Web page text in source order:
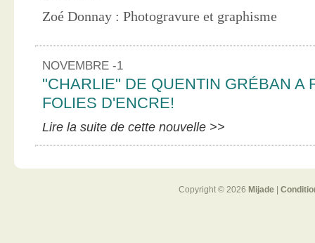
Zoé Donnay : Photogravure et graphisme
NOVEMBRE -1
"CHARLIE" DE QUENTIN GRÉBAN A
FOLIES D'ENCRE!
Lire la suite de cette nouvelle >>
Copyright © 2026 Mijade|